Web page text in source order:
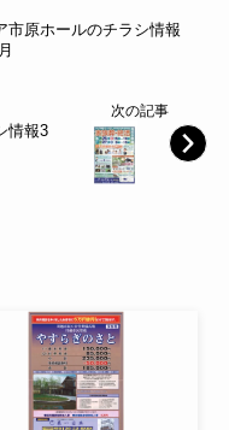
市原ホールのチラシ情報
次の記事
情報3